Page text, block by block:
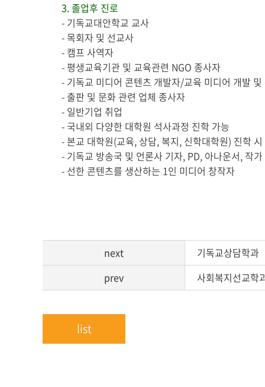
3. 졸업후 진로
- 기독교대안학교 교사
- 목회자 및 선교사
- 캠프 사역자
- 평생교육기관 및 교육관련 NGO 종사자
- 기독교 미디어 콘텐츠 개발자/교육 미디어 개발 및
- 출판 및 문화 관련 업체 종사자
- 일반기업 취업
- 국내외 다양한 대학원 석사과정 진학 가능
- 본교 대학원(교육, 상담, 복지, 신학대학원) 진학
- 기독교 방송국 및 언론사 기자, PD, 아나운서, 작가
- 선한 콘텐츠를 생산하는 1인 미디어 창작자
next
기독교상담학과
prev
사회복지선교학
list